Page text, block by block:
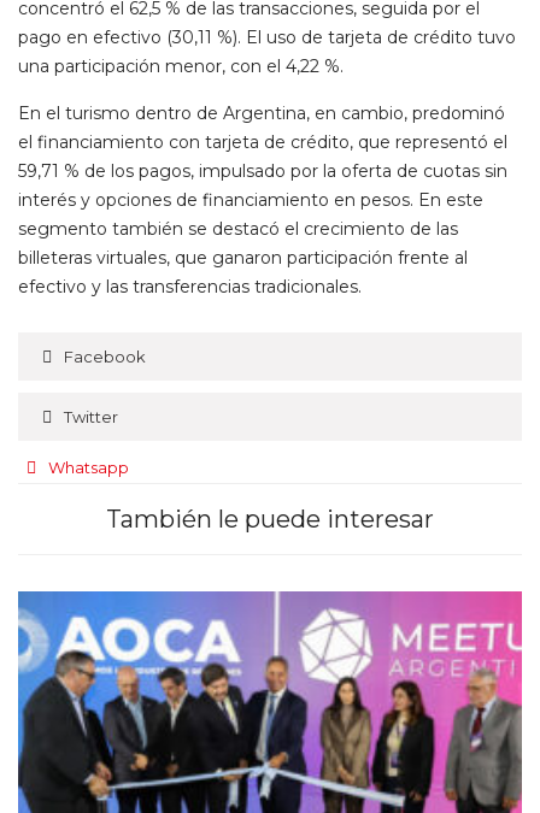
concentró el 62,5 % de las transacciones, seguida por el
pago en efectivo (30,11 %). El uso de tarjeta de crédito tuvo
una participación menor, con el 4,22 %.
En el turismo dentro de Argentina, en cambio, predominó
el financiamiento con tarjeta de crédito, que representó el
59,71 % de los pagos, impulsado por la oferta de cuotas sin
interés y opciones de financiamiento en pesos. En este
segmento también se destacó el crecimiento de las
billeteras virtuales, que ganaron participación frente al
efectivo y las transferencias tradicionales.
Facebook
Twitter
Whatsapp
También le puede interesar